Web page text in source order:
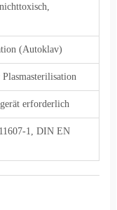
(Autoklav)
erforderlich
1, DIN EN